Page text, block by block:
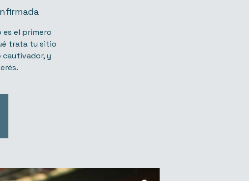
es el primero
trata tu sitio
y